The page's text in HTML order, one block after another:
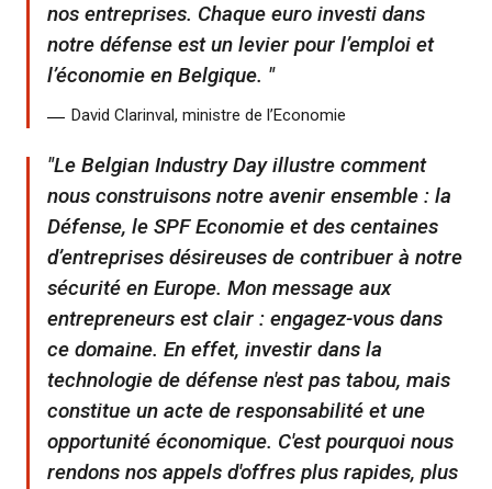
nos entreprises. Chaque euro investi dans
notre défense est un levier pour l’emploi et
l’économie en Belgique.
David Clarinval, ministre de l’Economie
Le Belgian Industry Day illustre comment
nous construisons notre avenir ensemble : la
Défense, le SPF Economie et des centaines
d’entreprises désireuses de contribuer à notre
sécurité en Europe. Mon message aux
entrepreneurs est clair : engagez-vous dans
ce domaine. En effet, investir dans la
technologie de défense n'est pas tabou, mais
constitue un acte de responsabilité et une
opportunité économique. C'est pourquoi nous
rendons nos appels d'offres plus rapides, plus